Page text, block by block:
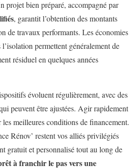
projet bien préparé, accompagné par
, garantit l’obtention des montants
de travaux performants. Les économies
l’isolation permettent généralement de
résiduel en quelques années
évoluent régulièrement, avec des
peuvent être ajustées. Agir rapidement
les meilleures conditions de financement.
Rénov’ restent vos alliés privilégiés
gratuit et personnalisé tout au long de
à franchir le pas vers une